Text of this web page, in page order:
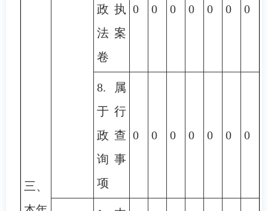
三、
政执
法案
卷
0 0 0 0 0 0 0
8.属
于行
政查
询事
项
0 0 0 0 0 0 0